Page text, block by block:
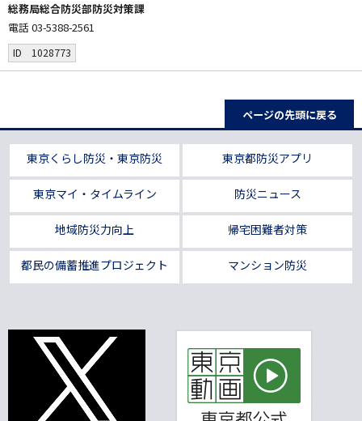
総務局総合防災部防災対策課
電話 03-5388-2561
ID 1028773
ページの先頭に戻る
東京くらし防災・東京防災 東京都防災アプリ
東京マイ・タイムライン 防災ニュース
地域防災力向上 帰宅困難者対策
都民の備蓄推進プロジェクト マンション防災